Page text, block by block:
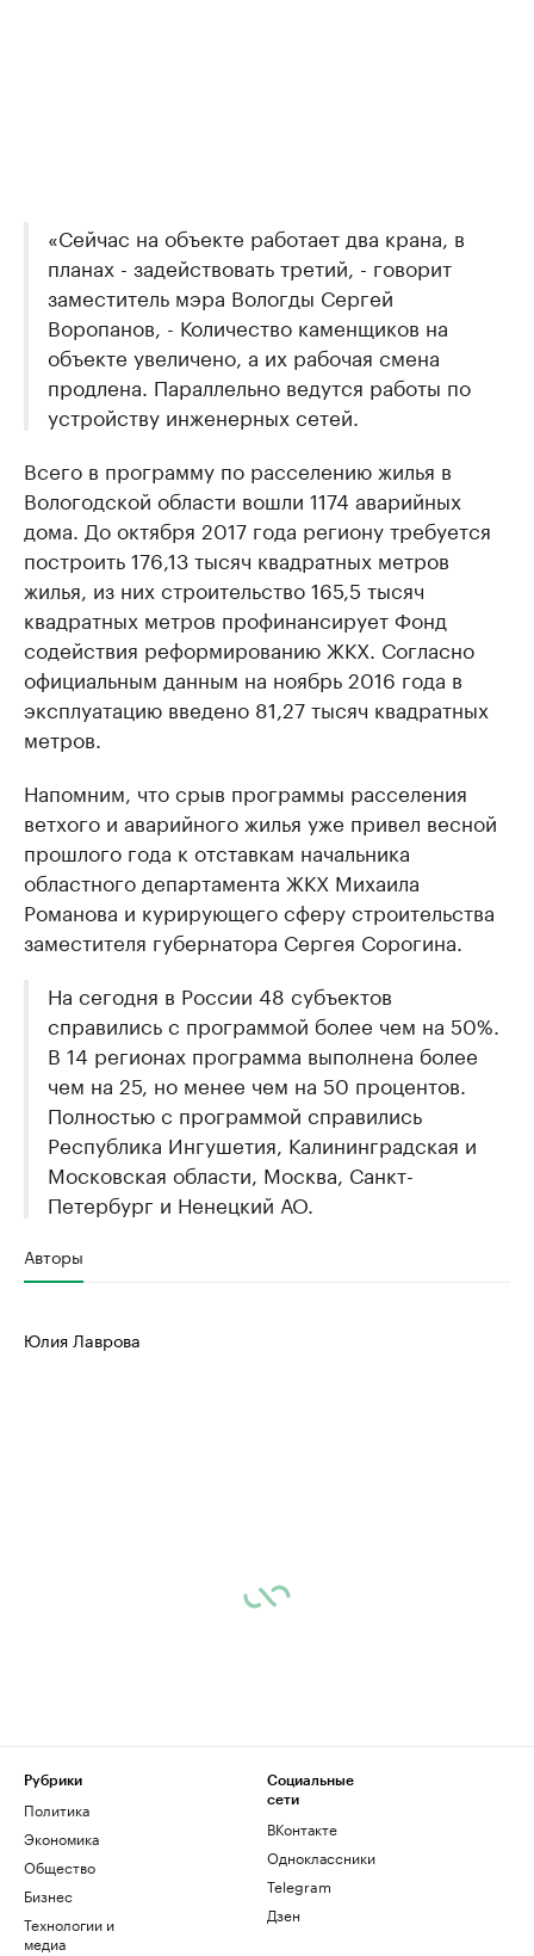
«Сейчас на объекте работает два крана, в
планах - задействовать третий, - говорит
заместитель мэра Вологды Сергей
Воропанов, - Количество каменщиков на
объекте увеличено, а их рабочая смена
продлена. Параллельно ведутся работы по
устройству инженерных сетей.
Всего в программу по расселению жилья в
Вологодской области вошли 1174 аварийных
дома. До октября 2017 года региону требуется
построить 176,13 тысяч квадратных метров
жилья, из них строительство 165,5 тысяч
квадратных метров профинансирует Фонд
содействия реформированию ЖКХ. Согласно
официальным данным на ноябрь 2016 года в
эксплуатацию введено 81,27 тысяч квадратных
метров.
Напомним, что срыв программы расселения
ветхого и аварийного жилья уже привел весной
прошлого года к отставкам начальника
областного департамента ЖКХ Михаила
Романова и курирующего сферу строительства
заместителя губернатора Сергея Сорогина.
На сегодня в России 48 субъектов
справились с программой более чем на 50%.
В 14 регионах программа выполнена более
чем на 25, но менее чем на 50 процентов.
Полностью с программой справились
Республика Ингушетия, Калининградская и
Московская области, Москва, Санкт-
Петербург и Ненецкий АО.
Авторы
Юлия Лаврова
Рубрики
Политика
Экономика
Общество
Бизнес
Технологии и
медиа
Социальные
сети
ВКонтакте
Одноклассники
Telegram
Дзен